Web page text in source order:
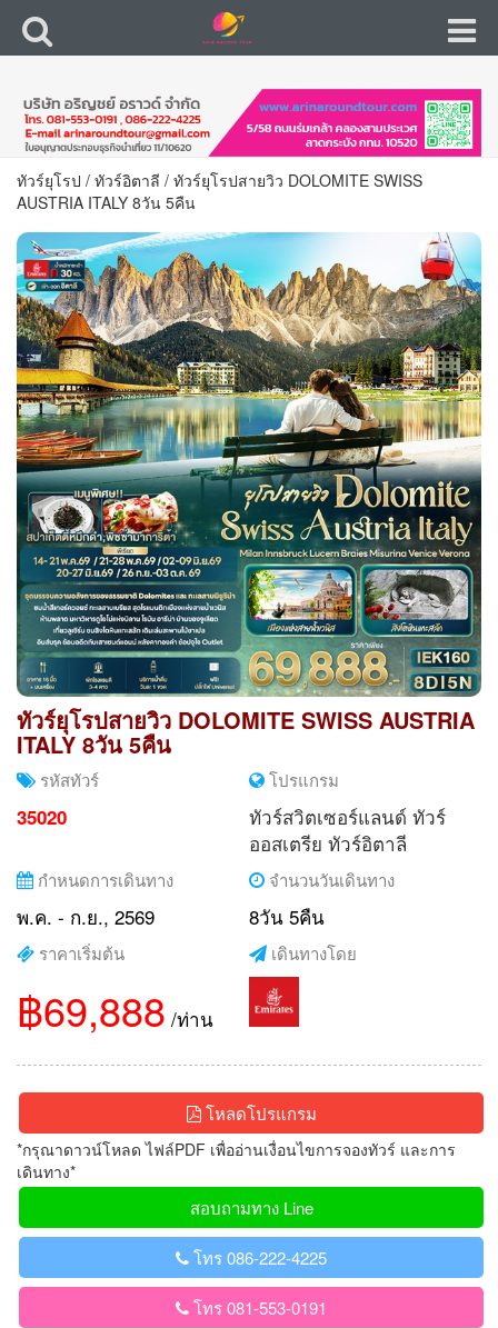
ทัวร์ยุโรป / ทัวร์อิตาลี / ทัวร์ยุโรปสายวิว DOLOMITE SWISS
AUSTRIA ITALY 8วัน 5คืน
ทัวร์ยุโรปสายวิว DOLOMITE SWISS AUSTRIA
ITALY 8วัน 5คืน
รหัสทัวร์
35020
โปรแกรม
ทัวร์สวิตเซอร์แลนด์ ทัวร์
ออสเตรีย ทัวร์อิตาลี
กำหนดการเดินทาง
พ.ค. - ก.ย., 2569
จำนวนวันเดินทาง
8วัน 5คืน
ราคาเริ่มต้น
฿69,888 /ท่าน
เดินทางโดย
โหลดโปรแกรม
*กรุณาดาวน์โหลด ไฟล์PDF เพื่ออ่านเงื่อนไขการจองทัวร์ และการ
เดินทาง*
สอบถามทาง Line
โทร 086-222-4225
โทร 081-553-0191